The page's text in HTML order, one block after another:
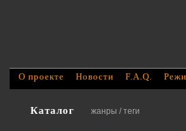
Каталог жанры / теги
О проекте Новости F.A.Q.